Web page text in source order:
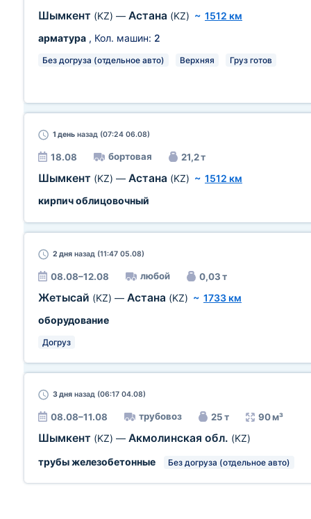
Шымкент (KZ) — Астана (KZ) ~ 1512 км
арматура , Кол. машин: 2
Без догруза (отдельное авто) Верхняя Груз готов
1 день назад (07:24 06.08)
18.08 бортовая 21,2 т
Шымкент (KZ) — Астана (KZ) ~ 1512 км
кирпич облицовочный
2 дня назад (11:47 05.08)
08.08–12.08 любой 0,03 т
Жетысай (KZ) — Астана (KZ) ~ 1733 км
оборудование
Догруз
3 дня назад (06:17 04.08)
08.08–11.08 трубовоз 25 т 90 м³
Шымкент (KZ) — Акмолинская обл. (KZ)
трубы железобетонные
Без догруза (отдельное авто)